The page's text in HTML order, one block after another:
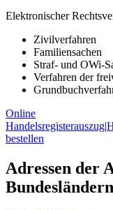
Elektronischer
Zivilverfahren
Familiensachen
Straf- und OWi-
Verfahren der
Online
Handelsregisterauszug|
bestellen
Adressen der
Bundesländern